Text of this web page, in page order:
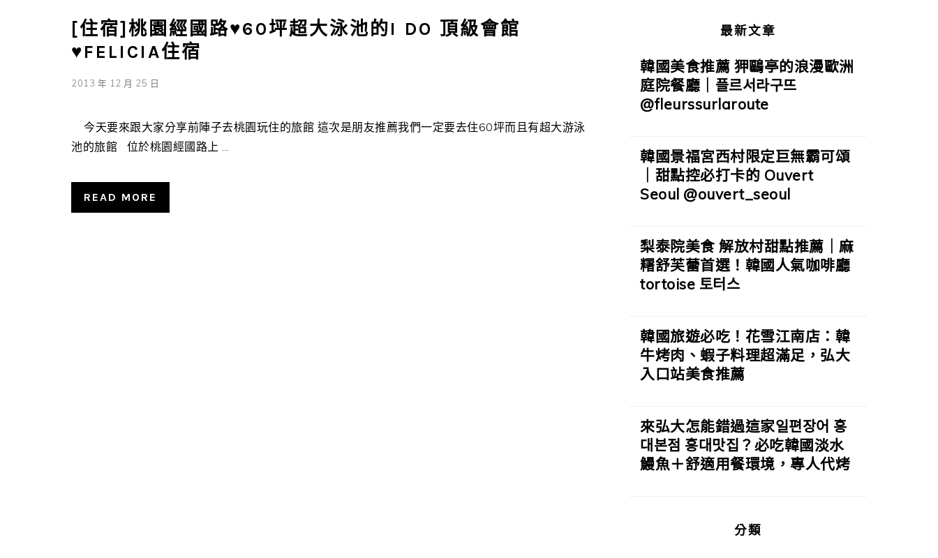
[住宿]桃園經國路♥60坪超大泳池的I DO 頂級會館
♥FELICIA住宿
2013 年 12 月 25 日
今天要來跟大家分享前陣子去桃園玩住的旅館 這次是朋友推薦我們一定要去住60坪而且有超大游泳
池的旅館 位於桃園經國路上 ...
READ MORE
最新文章
韓國美食推薦 狎鷗亭的浪漫歐洲
庭院餐廳｜플르서라구뜨
@fleurssurlaroute
韓國景福宮西村限定巨無霸可頌
｜甜點控必打卡的 Ouvert
Seoul @ouvert_seoul
梨泰院美食 解放村甜點推薦｜麻
糬舒芙蕾首選！韓國人氣咖啡廳
tortoise 토터스
韓國旅遊必吃！花雪江南店：韓
牛烤肉、蝦子料理超滿足，弘大
入口站美食推薦
來弘大怎能錯過這家일편장어 홍
대본점 홍대맛집？必吃韓國淡水
鰻魚＋舒適用餐環境，專人代烤
分類